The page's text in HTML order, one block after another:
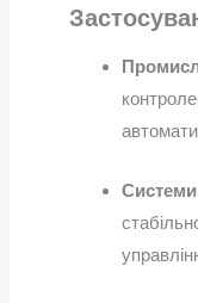
Системи